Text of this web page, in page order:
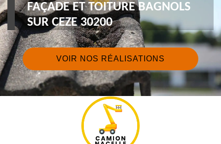
FAÇADE ET TOITURE BAGNOLS
SUR CEZE 30200
VOIR NOS RÉALISATIONS